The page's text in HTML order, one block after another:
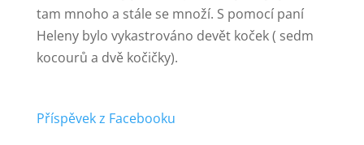
tam mnoho a stále se množí. S pomocí paní
Heleny bylo vykastrováno devět koček ( sedm
kocourů a dvě kočičky).
Příspěvek z Facebooku